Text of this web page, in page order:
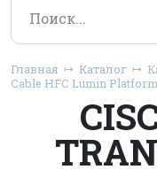
Главная Каталог
Cable HFC Lumin